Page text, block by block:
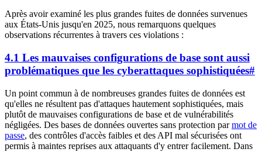
Après avoir examiné les plus grandes fuites de données survenues
aux États-Unis jusqu'en 2025, nous remarquons quelques
observations récurrentes à travers ces violations :
4.1 Les mauvaises configurations de base sont aussi
problématiques que les cyberattaques sophistiquées#
Un point commun à de nombreuses grandes fuites de données est
qu'elles ne résultent pas d'attaques hautement sophistiquées, mais
plutôt de mauvaises configurations de base et de vulnérabilités
négligées. Des bases de données ouvertes sans protection parmot de
passe, des contrôles d'accès faibles et des API mal sécurisées ont
permis à maintes reprises aux attaquants d'y entrer facilement. Dans